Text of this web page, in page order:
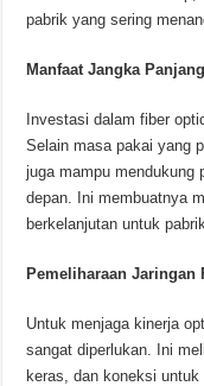
pabrik yang sering
Manfaat Jangka
Investasi dalam fiber
Selain masa pakai yang
juga mampu mendukung
depan. Ini membuatnya
berkelanjutan untuk
Pemeliharaan Jaringan
Untuk menjaga kinerja
sangat diperlukan. Ini
keras, dan koneksi